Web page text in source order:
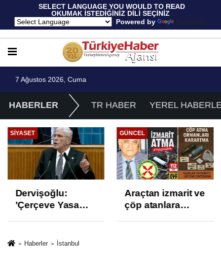
SELECT LANGUAGE YOU WOULD TO READ
OKUMAK İSTEDİĞİNİZ DİLİ SEÇİNİZ
Powered by
Translate
7 Ağustos 2026, Cuma
HABERLER TR HABER YEREL
GÜNCEL
Araçtan izmarit ve
çöp atanlara
izmariti
EKONOMI
TÜİK Temmuz
enflasyonunu
Haberler İstanbul